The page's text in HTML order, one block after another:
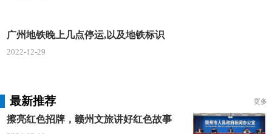
大桥)靠左(全路段收费)
13、继续沿大广高速公路行驶5.7公里,朝英德/乐
14、沿花山北互通行驶720米,靠左进入乐广高速
公路(全路段收费)
广州地铁晚上几点停运,以及地铁标识
2022-12-29
最新推荐 更多
擦亮红色招牌，赣州文旅讲好红色故事